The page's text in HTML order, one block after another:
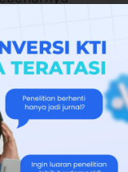
tantangan
ketertarikan
Elisa]